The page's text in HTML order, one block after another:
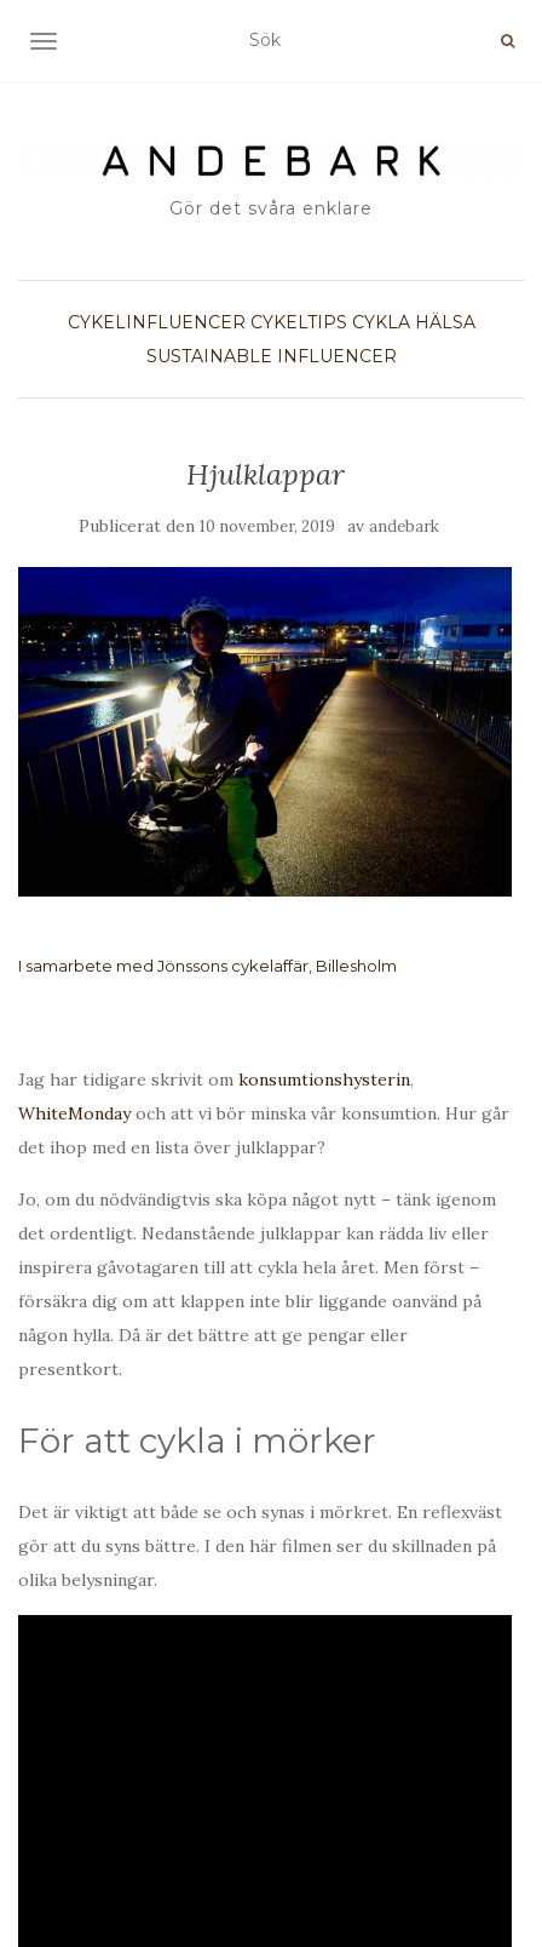
SLÅ PÅ/AV NAVIGERING
Gör det svåra enklare
CYKELINFLUENCER CYKELTIPS CYKLA HÄLSA
SUSTAINABLE INFLUENCER
Hjulklappar
Publicerat den 10 november, 2019 av andebark
I samarbete med Jönssons cykelaffär, Billesholm
Jag har tidigare skrivit om konsumtionshysterin,
WhiteMondayoch att vi bör minska vår konsumtion. Hur går
det ihop med en lista över julklappar?
Jo, om du nödvändigtvis ska köpa något nytt – tänk igenom
det ordentligt. Nedanstående julklappar kan rädda liv eller
inspirera gåvotagaren till att cykla hela året. Men först –
försäkra dig om att klappen inte blir liggande oanvänd på
någon hylla. Då är det bättre att ge pengar eller
presentkort.
För att cykla i mörker
Det är viktigt att både se och synas i mörkret. En reflexväst
gör att du syns bättre. I den här filmen ser du skillnaden på
olika belysningar.